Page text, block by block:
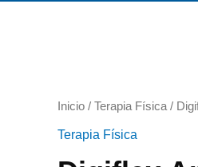
Inicio / Terapia Física /
Terapia Física